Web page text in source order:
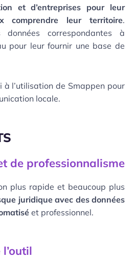
et d’entreprises pour leur
comprendre leur territoire.
données correspondantes à
pour leur fournir une base de
à l’utilisation de Smappen pour
locale.
de professionnalisme
plus rapide et beaucoup plus
juridique avec des données
et professionnel.